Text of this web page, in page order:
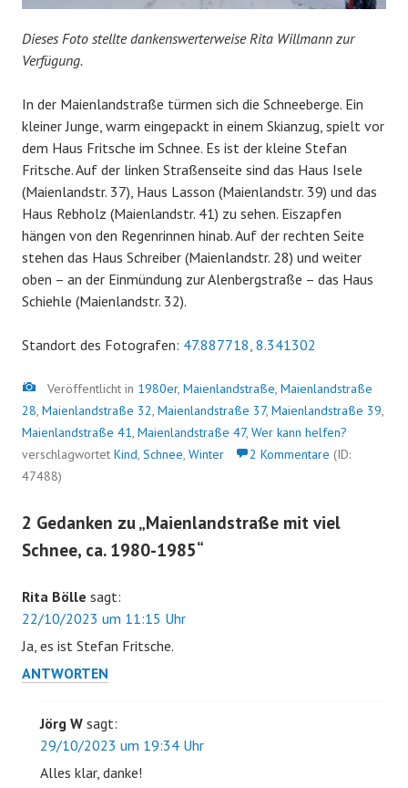
Dieses Foto stellte dankenswerterweise Rita Willmann zur
Verfügung.
In der Maienlandstraße türmen sich die Schneeberge. Ein
kleiner Junge, warm eingepackt in einem Skianzug, spielt vor
dem Haus Fritsche im Schnee. Es ist der kleine Stefan
Fritsche. Auf der linken Straßenseite sind das Haus Isele
(Maienlandstr. 37), Haus Lasson (Maienlandstr. 39) und das
Haus Rebholz (Maienlandstr. 41) zu sehen. Eiszapfen
hängen von den Regenrinnen hinab. Auf der rechten Seite
stehen das Haus Schreiber (Maienlandstr. 28) und weiter
oben – an der Einmündung zur Alenbergstraße – das Haus
Schiehle (Maienlandstr. 32).
Standort des Fotografen: 47.887718, 8.341302
Bild
Veröffentlicht in 1980er, Maienlandstraße, Maienlandstraße
28, Maienlandstraße 32, Maienlandstraße 37, Maienlandstraße 39,
Maienlandstraße 41, Maienlandstraße 47, Wer kann helfen?
verschlagwortet Kind, Schnee, Winter 2 Kommentare (ID:
47488)
2 Gedanken zu „Maienlandstraße mit viel
Schnee, ca. 1980-1985“
Rita Bölle sagt:
22/10/2023 um 11:15 Uhr
Ja, es ist Stefan Fritsche.
ANTWORTEN
Jörg W sagt:
29/10/2023 um 19:34 Uhr
Alles klar, danke!